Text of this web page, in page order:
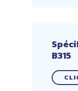
B315